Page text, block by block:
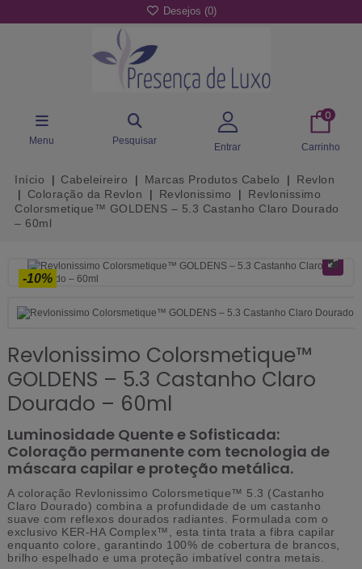
Desejos (0)
Menu Pesquisar
Entrar
0
Carrinho
Início Cabeleireiro Marcas Produtos Cabelo
Revlon
Coloração da Revlon
Revlonissimo
Revlonissimo
Colorsmetique™ GOLDENS – 5.3 Castanho Claro Dourado
– 60ml
-10%
Revlonissimo Colorsmetique™
GOLDENS – 5.3 Castanho Claro
Dourado – 60ml
Luminosidade Quente e Sofisticada:
Coloração permanente com tecnologia de
máscara capilar e proteção metálica.
A coloração Revlonissimo Colorsmetique™ 5.3 (Castanho
Claro Dourado) combina a profundidade de um castanho
suave com reflexos dourados radiantes. Formulada com o
exclusivo KER-HA Complex™, esta tinta trata a fibra capilar
enquanto colore, garantindo 100% de cobertura de brancos,
brilho espelhado e uma proteção imbatível contra metais.